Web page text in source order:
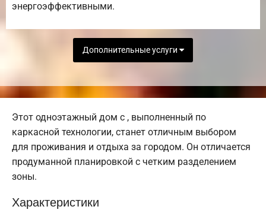
энергоэффективными.
Дополнительные услуги
Этот одноэтажный дом с , выполненный по
каркасной технологии, станет отличным выбором
для проживания и отдыха за городом. Он отличается
продуманной планировкой с четким разделением
зоны.
Характеристики